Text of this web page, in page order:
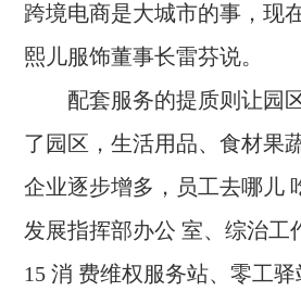
跨境电商是大城市的事，现
熙儿服饰董事长雷芬说。
配套服务的提质则让园
了园区，生活用品、食材果
企业逐步增多，员工去哪儿
发展指挥部办公 室、综治工
15 消 费维权服务站、零工